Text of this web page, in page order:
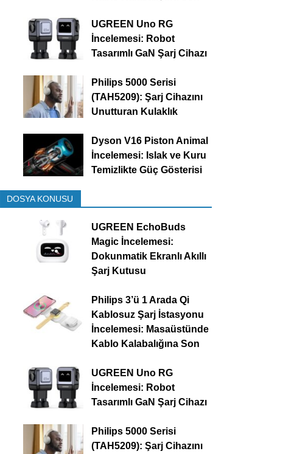
UGREEN Uno RG
İncelemesi: Robot
Tasarımlı GaN Şarj Cihazı
Philips 5000 Serisi
(TAH5209): Şarj Cihazını
Unutturan Kulaklık
Dyson V16 Piston Animal
İncelemesi: Islak ve Kuru
Temizlikte Güç Gösterisi
DOSYA KONUSU
UGREEN EchoBuds
Magic İncelemesi:
Dokunmatik Ekranlı Akıllı
Şarj Kutusu
Philips 3’ü 1 Arada Qi
Kablosuz Şarj İstasyonu
İncelemesi: Masaüstünde
Kablo Kalabalığına Son
UGREEN Uno RG
İncelemesi: Robot
Tasarımlı GaN Şarj Cihazı
Philips 5000 Serisi
(TAH5209): Şarj Cihazını